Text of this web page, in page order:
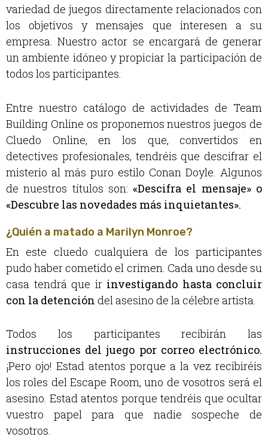
variedad de juegos directamente relacionados con
los objetivos y mensajes que interesen a su
empresa. Nuestro actor se encargará de generar
un ambiente idóneo y propiciar la participación de
todos los participantes.
Entre nuestro catálogo de actividades de Team
Building Online os proponemos nuestros juegos de
Cluedo Online, en los que, convertidos en
detectives profesionales, tendréis que descifrar el
misterio al más puro estilo Conan Doyle. Algunos
de nuestros títulos son:«Descifra el mensaje» o
«Descubre las novedades más inquietantes».
¿Quién a matado a Marilyn Monroe?
En este cluedo cualquiera de los participantes
pudo haber cometido el crimen. Cada uno desde su
casa tendrá que ir investigando hasta concluir
con la detención del asesino de la célebre artista.
Todos los participantes recibirán las
instrucciones del juego por correo electrónico.
¡Pero ojo! Estad atentos porque a la vez recibiréis
los roles del Escape Room, uno de vosotros será el
asesino. Estad atentos porque tendréis que ocultar
vuestro papel para que nadie sospeche de
vosotros.